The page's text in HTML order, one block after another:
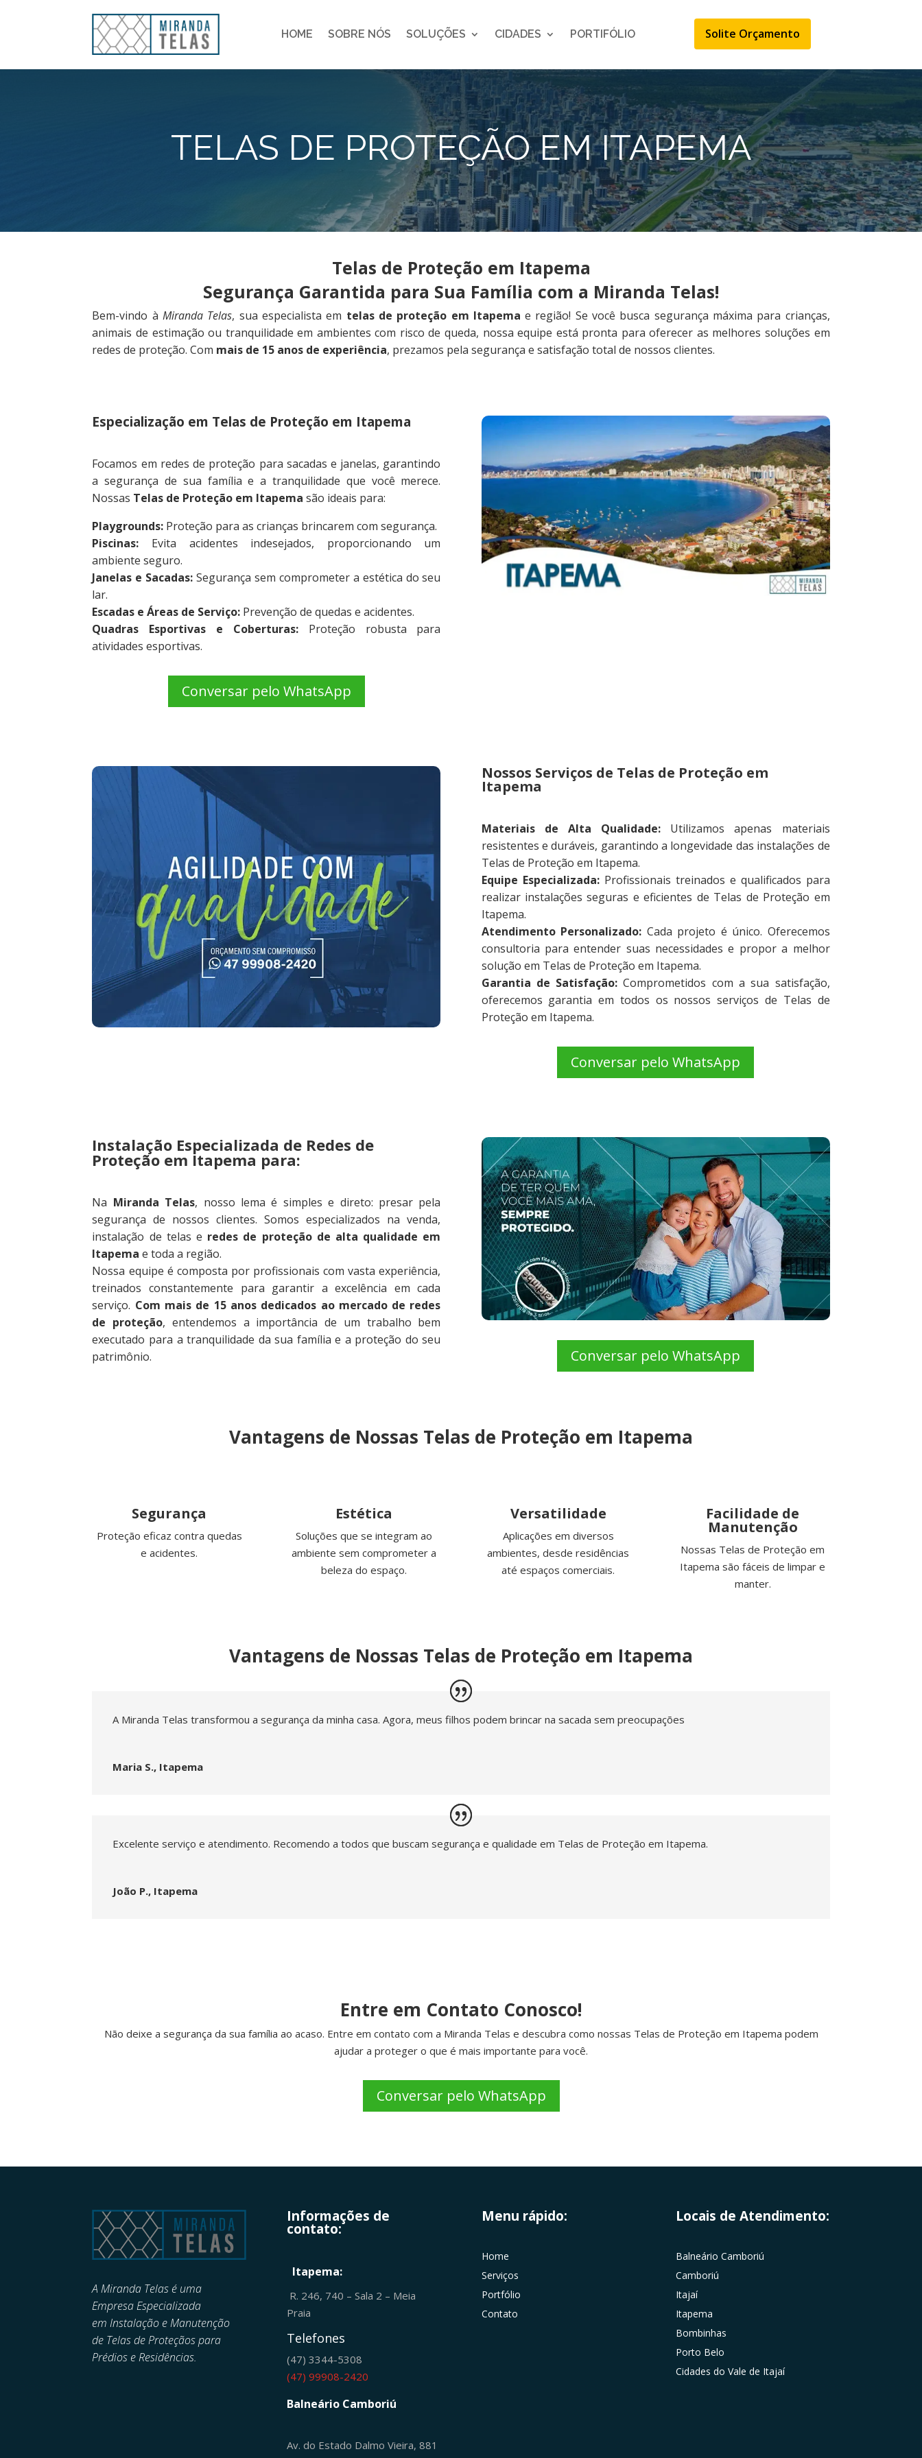
HOME SOBRE NÓS SOLUÇÕES CIDADES PORTIFÓLIO Solite Orçamento
TELAS DE PROTEÇÃO EM ITAPEMA
Telas de Proteção em Itapema
Segurança Garantida para Sua Família com a Miranda Telas!
Bem-vindo àMiranda Telas, sua especialista em telas de proteção em Itapema e região! Se você busca segurança máxima para crianças,
animais de estimação ou tranquilidade em ambientes com risco de queda, nossa equipe está pronta para oferecer as melhores soluções em
redes de proteção. Com mais de 15 anos de experiência, prezamos pela segurança e satisfação total de nossos clientes.
Especialização em Telas de Proteção em Itapema
Focamos em redes de proteção para sacadas e janelas, garantindo
a segurança de sua família e a tranquilidade que você merece.
Nossas Telas de Proteção em Itapema são ideais para:
Playgrounds: Proteção para as crianças brincarem com segurança.
Piscinas: Evita acidentes indesejados, proporcionando um
ambiente seguro.
Janelas e Sacadas: Segurança sem comprometer a estética do seu
lar.
Escadas e Áreas de Serviço: Prevenção de quedas e acidentes.
Quadras Esportivas e Coberturas: Proteção robusta para
atividades esportivas.
Conversar pelo WhatsApp
Nossos Serviços de Telas de Proteção em
Itapema
Materiais de Alta Qualidade: Utilizamos apenas materiais
resistentes e duráveis, garantindo a longevidade das instalações de
Telas de Proteção em Itapema.
Equipe Especializada:Profissionais treinados e qualificados para
realizar instalações seguras e eficientes de Telas de Proteção em
Itapema.
Atendimento Personalizado: Cada projeto é único. Oferecemos
consultoria para entender suas necessidades e propor a melhor
solução em Telas de Proteção em Itapema.
Garantia de Satisfação: Comprometidos com a sua satisfação,
oferecemos garantia em todos os nossos serviços de Telas de
Proteção em Itapema.
Conversar pelo WhatsApp
Instalação Especializada de Redes de
Proteção em Itapema para:
Na Miranda Telas, nosso lema é simples e direto: presar pela
segurança de nossos clientes. Somos especializados na venda,
instalação de telas e redes de proteção de alta qualidade em
Itapema e toda a região.
Nossa equipe é composta por profissionais com vasta experiência,
treinados constantemente para garantir a excelência em cada
serviço. Com mais de 15 anos dedicados ao mercado de redes
de proteção, entendemos a importância de um trabalho bem
executado para a tranquilidade da sua família e a proteção do seu
patrimônio.
Conversar pelo WhatsApp
Vantagens de Nossas Telas de Proteção em Itapema
Segurança
Proteção eficaz contra quedas
e acidentes.
Estética
Soluções que se integram ao
ambiente sem comprometer a
beleza do espaço.
Versatilidade
Aplicações em diversos
ambientes, desde residências
até espaços comerciais.
Facilidade de
Manutenção
Nossas Telas de Proteção em
Itapema são fáceis de limpar e
manter.
Vantagens de Nossas Telas de Proteção em Itapema
A Miranda Telas transformou a segurança da minha casa. Agora, meus filhos podem brincar na sacada sem preocupações
Maria S., Itapema
Excelente serviço e atendimento. Recomendo a todos que buscam segurança e qualidade em Telas de Proteção em Itapema.
João P., Itapema
Entre em Contato Conosco!
Não deixe a segurança da sua família ao acaso. Entre em contato com a Miranda Telas e descubra como nossas Telas de Proteção em Itapema podem
ajudar a proteger o que é mais importante para você.
Conversar pelo WhatsApp
A Miranda Telas é uma
Empresa Especializada
emInstalação e Manutenção
de Telas de Proteçãos para
Prédios e Residências.
Informações de
contato:
Itapema:
R. 246, 740 – Sala 2 – Meia
Praia
Telefones
(47) 3344-5308
(47) 99908-2420
Balneário Camboriú
Av. do Estado Dalmo Vieira, 881
Menu rápido:
Home
Serviços
Portfólio
Contato
Locais de Atendimento:
Balneário Camboriú
Camboriú
Itajaí
Itapema
Bombinhas
Porto Belo
Cidades do Vale de Itajaí